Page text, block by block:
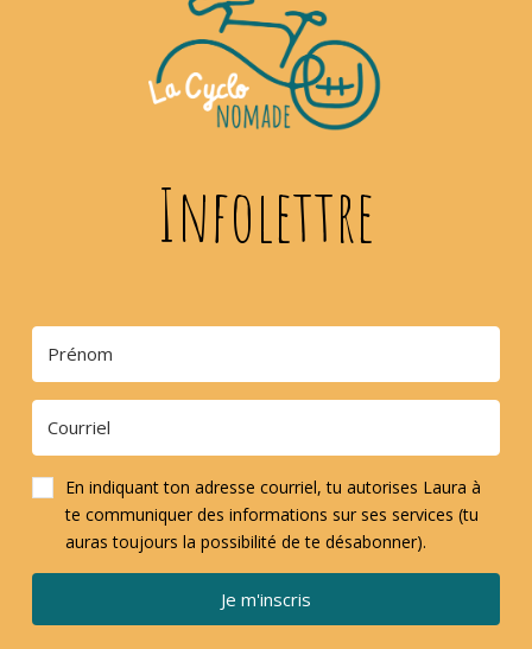
Infolettre
En indiquant ton adresse courriel, tu autorises Laura à
te communiquer des informations sur ses services (tu
auras toujours la possibilité de te désabonner).
Je m'inscris